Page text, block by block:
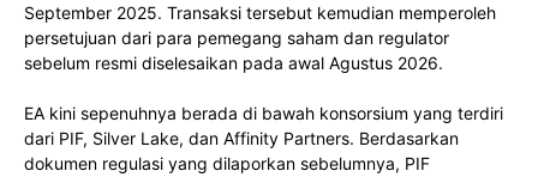
September 2025. Transaksi tersebut kemudian memperoleh
persetujuan dari para pemegang saham dan regulator
sebelum resmi diselesaikan pada awal Agustus 2026.
EA kini sepenuhnya berada di bawah konsorsium yang terdiri
dari PIF, Silver Lake, dan Affinity Partners. Berdasarkan
dokumen regulasi yang dilaporkan sebelumnya, PIF